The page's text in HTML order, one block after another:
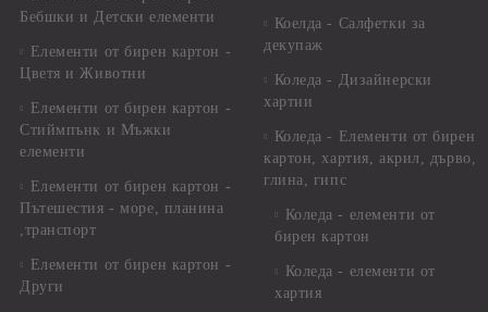
Бебшки и Детски елементи
Елементи от бирен картон -
Цветя и Животни
Елементи от бирен картон -
Стиймпънк и Мъжки
елементи
Елементи от бирен картон -
Пътешестия - море, планина
,транспорт
Елементи от бирен картон -
Други
Коелда - Салфетки за
декупаж
Коледа - Дизайнерски
хартии
Коледа - Eлементи от бирен
картон, хартия, акрил, дърво,
глина, гипс
Коледа - елементи от
бирен картон
Коледа - елементи от
хартия